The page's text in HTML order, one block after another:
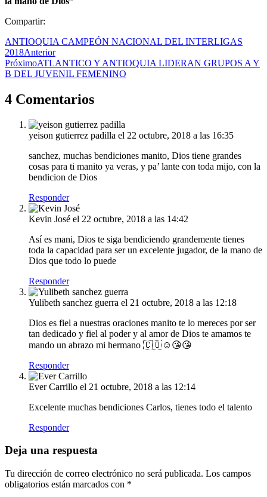
Compartir:
ANTIOQUIA CAMPEÓN NACIONAL DEL INTERLIGAS
2018Anterior
PróximoATLANTICO Y ANTIOQUIA LIDERAN GRUPOS A Y
B DEL JUVENIL FEMENINO
4 Comentarios
yeison gutierrez padilla el 22 octubre, 2018 a las 16:35
sanchez, muchas bendiciones manito, Dios tiene grandes
cosas para ti manito ya veras, y pa’ lante con toda mijo, con la
bendicion de Dios
Responder
Kevin José el 22 octubre, 2018 a las 14:42
Así es mani, Dios te siga bendiciendo grandemente tienes
toda la capacidad para ser un excelente jugador, de la mano de
Dios que todo lo puede
Responder
Yulibeth sanchez guerra el 21 octubre, 2018 a las 12:18
Dios es fiel a nuestras oraciones manito te lo mereces por ser
tan dedicado y fiel al poder y al amor de Dios te amamos te
mando un abrazo mi hermano 🇨🇴☺😘😘
Responder
Ever Carrillo el 21 octubre, 2018 a las 12:14
Excelente muchas bendiciones Carlos, tienes todo el talento
Responder
Deja una respuesta
Tu dirección de correo electrónico no será publicada. Los campos
obligatorios están marcados con *